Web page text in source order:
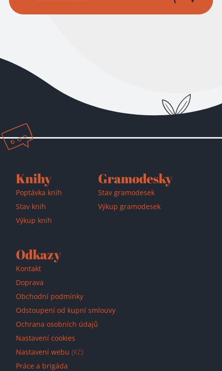
Knihy
Poptávka knih
Stav knih
Výkup knih
Gramodesky
Stav gramodesek
Výkup gramodesek
Odkazy
Kontakt
Doprava
Obchodní podmínky
Odstoupení od kupní smlouvy
Ochrana osobních údajů
Nastavení cookies
Nastavení webu (Kč)
Práce a brigáda